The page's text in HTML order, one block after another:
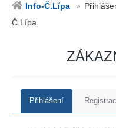
Info-Č.Lípa
Č.Lípa
Přihlášení